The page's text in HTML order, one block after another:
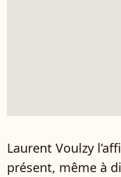
Laurent Voulzy
présent, même à